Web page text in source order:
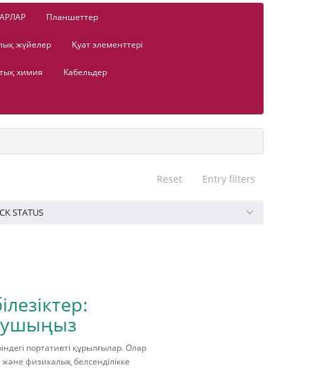
Планшеттер
жүйелер Қуат элементтері
химия Кабельдер
Reset Entry filters
STATUS
портативті құрылғылар. Олар
физикалық белсенділікке